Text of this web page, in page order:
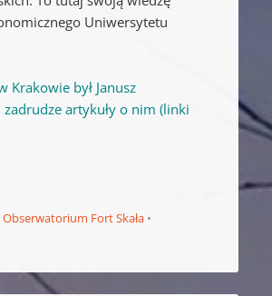
Uniwersytetu
Krakowie był Janusz
zadrudze artykuły o nim (linki
Obserwatorium Fort Skała